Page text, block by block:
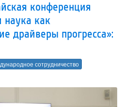
конференция
наука как
драйверы прогресса»:
сотрудничество